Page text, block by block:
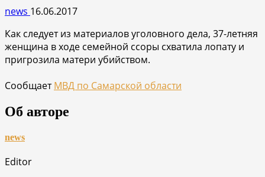
news 16.06.2017
Как следует из материалов уголовного дела, 37-летняя
женщина в ходе семейной ссоры схватила лопату и
пригрозила матери убийством.
СообщаетМВД по Самарской области
Об авторе
news
Editor